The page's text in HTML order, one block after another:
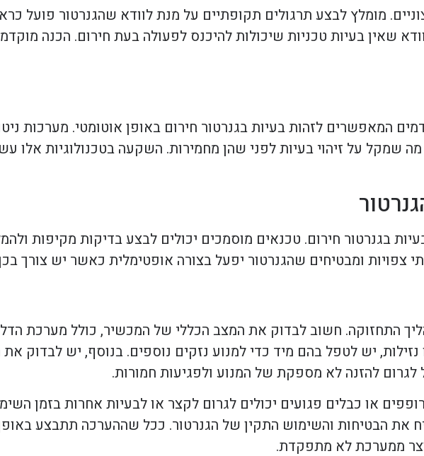
מומלץ לבצע תרגולים תקופתיים על מנת לוודא שהגנרטור פועל
שאין בעיות טכניות שיכולות להיכנס לפעולה בעת חירום. הכנה
המאפשרים לזהות בעיות בגנרטור חירום באופן אוטומטי. מערכות
שמקל על זיהוי בעיות לפני שהן מחמירות. השקעה בטכנולוגיות אלו
בגנרטור חירום. טכנאים מוסמכים יכולים לבצע בדיקות מקיפות
צפויות ומבטיחים שהגנרטור יפעל בצורה אופטימלית כאשר יש צורך
התחזוקה. חשוב לבדוק את המצב הכללי של המכשיר, כולל מערכת
יש לטפל בהם מיד כדי למנוע נזקים נוספים. בנוסף, יש לבדוק
להזנה לא מספקת של המנוע ולפגיעות חמורות.
או כבלים פגועים יכולים לגרום לקצר או לבעיות אחרות בזמן
את הבטיחות והשימוש התקין של הגנרטור. ככל שההערכה תתבצע
ממערכת לא מתפקדת.